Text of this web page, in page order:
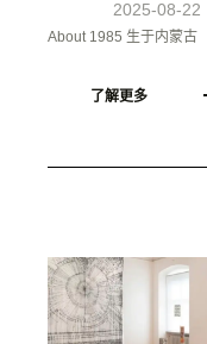
2025-08-22
About 1985 生于内蒙古
了解更多